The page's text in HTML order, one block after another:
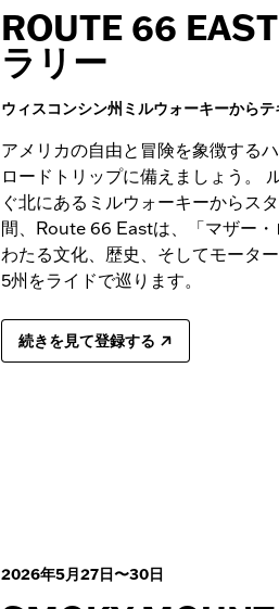
ROUTE 66
ラリー
ウィスコンシン州ミルウォーキーから
アメリカの自由と冒険を象徴する
ロードトリップに備えましょう。
ぐ北にあるミルウォーキーからス
間、Route 66 Eastは、「マザー・
わたる文化、歴史、そしてモータ
5州をライドで巡ります。
続きを見て登録する
2026年5月27日〜30日